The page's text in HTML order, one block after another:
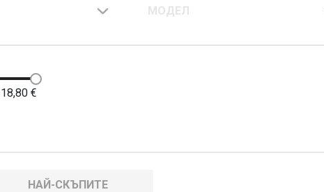
МОДЕЛ
18,80 €
НАЙ-СКЪПИТЕ